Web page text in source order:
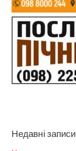
Недавні записи